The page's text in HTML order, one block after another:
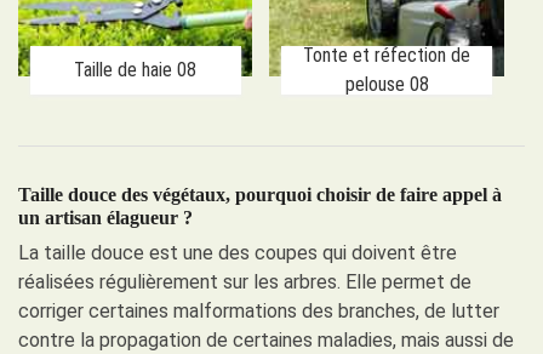
Taille de haie 08
Tonte et réfection de
pelouse 08
Taille douce des végétaux, pourquoi choisir de faire appel à
un artisan élagueur ?
La taille douce est une des coupes qui doivent être
réalisées régulièrement sur les arbres. Elle permet de
corriger certaines malformations des branches, de lutter
contre la propagation de certaines maladies, mais aussi de